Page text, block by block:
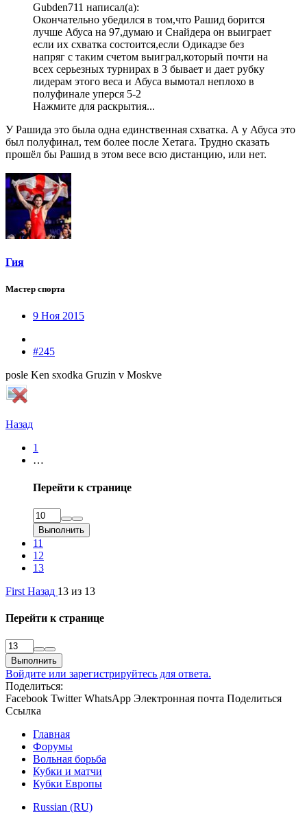
Gubden711 написал(а):
Окончательно убедился в том,что Рашид борится
лучше Абуса на 97,думаю и Снайдера он выиграет
если их схватка состоится,если Одикадзе без
напряг с таким счетом выиграл,который почти на
всех серьезных турнирах в 3 бывает и дает рубку
лидерам этого веса и Абуса вымотал неплохо в
полуфинале уперся 5-2
Нажмите для раскрытия...
У Рашида это была одна единственная схватка. А у Абуса это
был полуфинал, тем более после Хетага. Трудно сказать
прошёл бы Рашид в этом весе всю дистанцию, или нет.
Гия
Мастер спорта
9 Ноя 2015
#245
posle Ken sxodka Gruzin v Moskve
Назад
1
…
Перейти к странице
Выполнить
11
12
13
First Назад 13 из 13
Перейти к странице
Выполнить
Войдите или зарегистрируйтесь для ответа.
Поделиться:
Facebook Twitter WhatsApp Электронная почта Поделиться
Ссылка
Главная
Форумы
Вольная борьба
Кубки и матчи
Кубки Европы
Russian (RU)